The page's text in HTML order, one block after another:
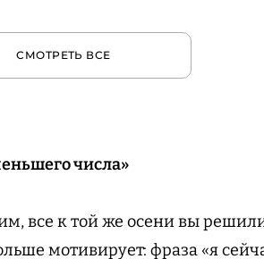
СМОТРЕТЬ ВСЕ
числа»
все к той же осени вы
мотивирует: фраза «я